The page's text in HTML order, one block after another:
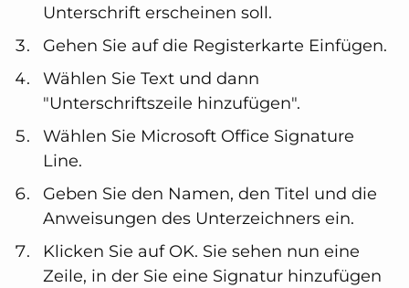
Unterschrift erscheinen soll.
Gehen Sie auf die Registerkarte Einfügen.
Wählen Sie Text und dann
"Unterschriftszeile hinzufügen".
Wählen Sie Microsoft Office Signature
Line.
Geben Sie den Namen, den Titel und die
Anweisungen des Unterzeichners ein.
Klicken Sie auf OK. Sie sehen nun eine
Zeile, in der Sie eine Signatur hinzufügen